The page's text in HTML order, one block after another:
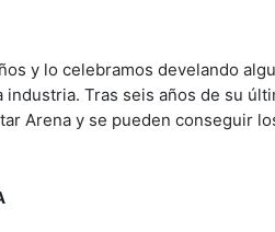
y lo celebramos develando
Tras seis años de su
Arena y se pueden conseguir